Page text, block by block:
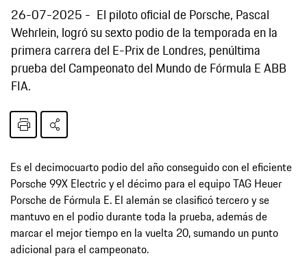
26-07-2025
El piloto oficial de Porsche, Pascal
Wehrlein, logró su sexto podio de la temporada en la
primera carrera del E-Prix de Londres, penúltima
prueba del Campeonato del Mundo de Fórmula E ABB
FIA.
Es el decimocuarto podio del año conseguido con el eficiente
Porsche 99X Electric y el décimo para el equipo TAG Heuer
Porsche de Fórmula E. El alemán se clasificó tercero y se
mantuvo en el podio durante toda la prueba, además de
marcar el mejor tiempo en la vuelta 20, sumando un punto
adicional para el campeonato.